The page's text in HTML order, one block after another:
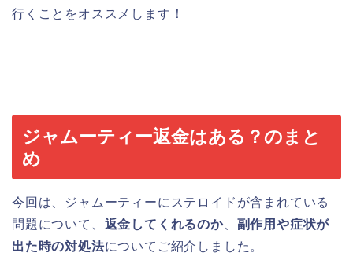
行くことをオススメします！
ジャムーティー返金はある？のまと
め
今回は、ジャムーティーにステロイドが含まれている
問題について、 返金してくれるのか、 副作用や症状が
出た時の対処法についてご紹介しました。